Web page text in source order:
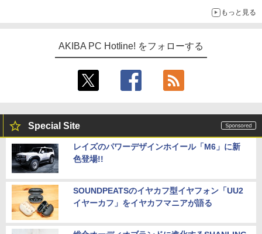
もっと見る
AKIBA PC Hotline! をフォローする
Special Site
レイズのパワーデザインホイール「M6」に新
色登場!!
SOUNDPEATSのイヤカフ型イヤフォン「UU2
イヤーカフ」をイヤカフマニアが語る